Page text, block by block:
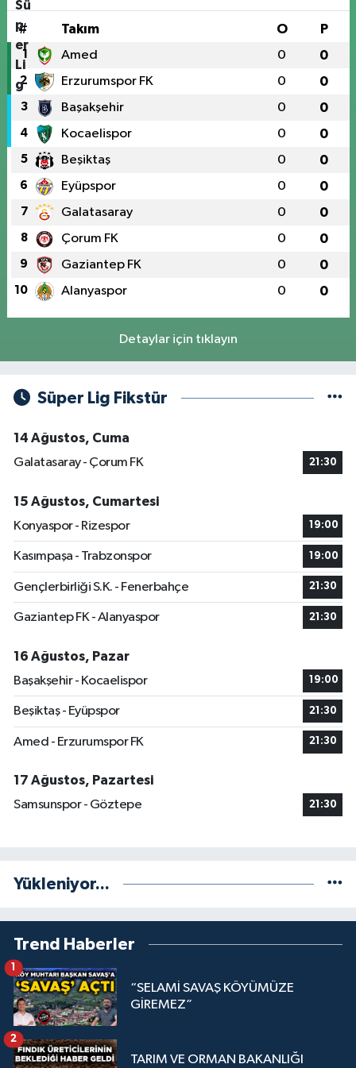
# Takım O P
1 Amed 0 0
2 Erzurumspor FK 0 0
3 Başakşehir 0 0
4 Kocaelispor 0 0
5 Beşiktaş 0 0
6 Eyüpspor 0 0
7 Galatasaray 0 0
8 Çorum FK 0 0
9 Gaziantep FK 0 0
10 Alanyaspor 0 0
Detaylar için tıklayın
Süper Lig Fikstür
14 Ağustos, Cuma
Galatasaray - Çorum FK
21:30
15 Ağustos, Cumartesi
Konyaspor - Rizespor
19:00
Kasımpaşa - Trabzonspor 19:00
Gençlerbirliği S.K. - Fenerbahçe 21:30
Gaziantep FK - Alanyaspor 21:30
16 Ağustos, Pazar
Başakşehir - Kocaelispor
19:00
Beşiktaş - Eyüpspor 21:30
Amed - Erzurumspor FK 21:30
17 Ağustos, Pazartesi
Samsunspor - Göztepe
21:30
Yükleniyor...
Trend Haberler
“SELAMİ SAVAŞ KÖYÜMÜZE
GİREMEZ”
1
TARIM VE ORMAN BAKANLIĞI
2